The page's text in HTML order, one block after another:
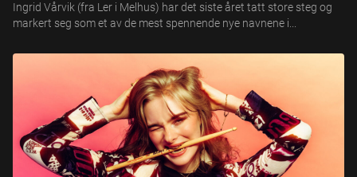
Ingrid Vårvik (fra Ler i Melhus) har det siste året tatt store steg og
markert seg som et av de mest spennende nye navnene i...